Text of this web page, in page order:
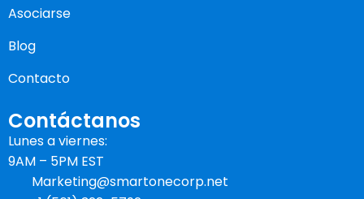
Asociarse
Blog
Contacto
Contáctanos
Lunes a viernes:
9AM – 5PM EST
Marketing@smartonecorp.net